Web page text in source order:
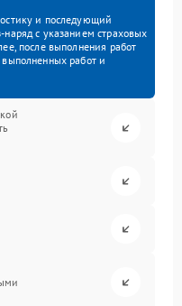
и последующий
наряд с указанием страховых
после выполнения работ
работ и